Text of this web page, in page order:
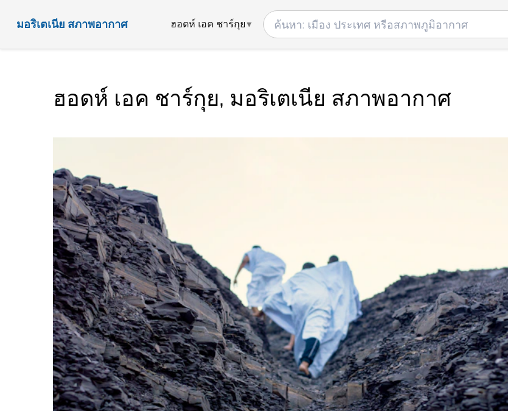
มอริเตเนีย สภาพอากาศ ฮอดห์ เอค ชาร์กุย
ฮอดห์ เอค ชาร์กุย, มอริเตเนีย สภาพอากาศ